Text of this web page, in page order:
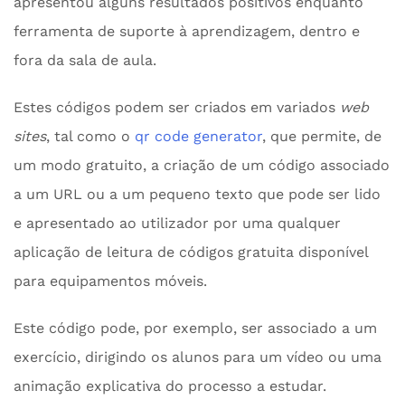
ferramenta de suporte à aprendizagem, dentro e
fora da sala de aula.
Estes códigos podem ser criados em variados web
sites, tal como o qr code generator, que permite, de
um modo gratuito, a criação de um código associado
a um URL ou a um pequeno texto que pode ser lido
e apresentado ao utilizador por uma qualquer
aplicação de leitura de códigos gratuita disponível
para equipamentos móveis.
Este código pode, por exemplo, ser associado a um
exercício, dirigindo os alunos para um vídeo ou uma
animação explicativa do processo a estudar.